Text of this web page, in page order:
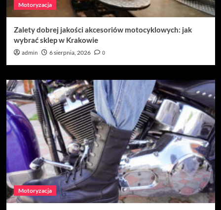
Motoryzacja
Zalety dobrej jakości akcesoriów motocyklowych: jak
wybrać sklep w Krakowie
admin 6 sierpnia, 2026 0
Motoryzacja